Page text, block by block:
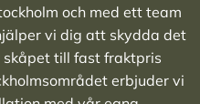
och med ett team
vi dig att skydda det
skåpet till fast fraktpris
erbjuder vi